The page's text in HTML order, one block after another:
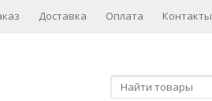
Доставка Оплата Контакты